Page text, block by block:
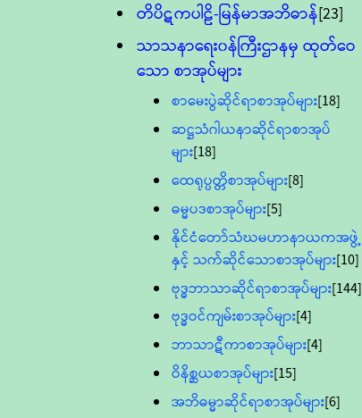
တိပိဋကပါဠိ-မြန်မာအဘိဓာန်[23]
သာသနာရေး၀န်ကြီးဌာနမှ ထုတ်ဝေ
သော စာအုပ်များ
စာမေးပွဲဆိုင်ရာစာအုပ်များ[18]
ဆဋ္ဌသံဂါယနာဆိုင်ရာစာအုပ်
များ[18]
ထေရုပ္ပတ္တိစာအုပ်များ[8]
ဓမ္မပဒစာအုပ်များ[5]
နိုင်ငံတော်သံဃမဟာနာယကအဖွဲ့
နှင့် သက်ဆိုင်သောစာအုပ်များ[10]
ဗုဒ္ဓဘာသာဆိုင်ရာစာအုပ်များ[144]
ဗုဒ္ဓဝင်ကျမ်းစာအုပ်များ[4]
ဘာသာဋီကာစာအုပ်များ[4]
ဝိနိစ္ဆယစာအုပ်များ[15]
အဘိဓမ္မာဆိုင်ရာစာအုပ်များ[6]